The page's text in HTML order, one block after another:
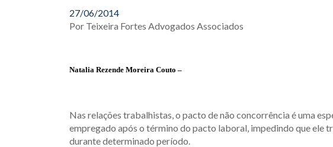
27/06/2014
Por Teixeira Fortes Advogados Associados
Natalia Rezende Moreira Couto –
Nas relações trabalhistas, o pacto de não concorrência é uma
empregado após o término do pacto laboral, impedindo que ele
durante determinado período.